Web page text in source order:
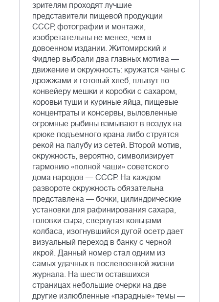
зрителям проходят лучшие
представители пищевой продукции
СССР, фотографии и монтажи,
изобретательны не менее, чем в
довоенном издании. Житомирский и
Фидлер выбрали два главных мотива —
движение и окружность: кружатся чаны с
дрожжами и готовый хлеб, плывут по
конвейеру мешки и коробки с сахаром,
коровьи туши и куриные яйца, пищевые
концентраты и консервы, выловленные
огромные рыбины взмывают в воздух на
крюке подъемного крана либо струятся
рекой на палубу из сетей. Второй мотив,
окружность, вероятно, символизирует
гармонию «полной чаши» советского
дома народов — СССР. На каждом
развороте окружность обязательна
представлена — бочки, цилиндрические
установки для рафинирования сахара,
головки сыра, свернутая кольцами
колбаса, изогнувшийся дугой осетр дает
визуальный переход в банку с черной
икрой. Данный номер стал одним из
самых удачных в послевоенной жизни
журнала. На шести оставшихся
страницах небольшие очерки на две
другие излюбленные «парадные» темы —